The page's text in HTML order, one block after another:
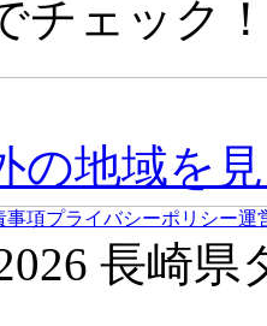
チェック
の地域を
事項プライバシーポリシー運
長崎